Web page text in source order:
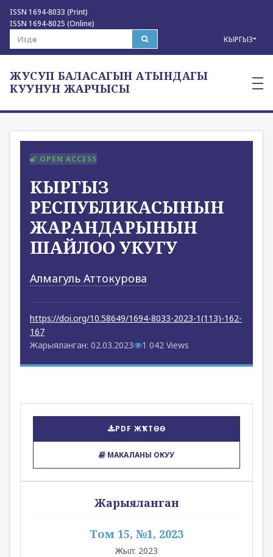
ISSN 1694-8033 (Print)
ISSN 1694-8025 (Online)
КЫРГЫЗ
ЖУСУП БАЛАСАГЫН АТЫНДАГЫ
КУУНУН ЖАРЧЫСЫ
—
—
—
OPEN ACCESS
КЫРГЫЗ
РЕСПУБЛИКАСЫНЫН
ЖАРАНДАРЫНЫН
ШАЙЛОО УКУГУ
Алмагуль Аттокурова
https://doi.org/10.58649/1694-8033-2023-1(113)-162-
167
Жарыяланган: 02.03.2023
1 042 Views
PDF ЖҮКТӨӨ
МАКАЛАНЫ ОКУУ
Жарыяланган
Том 15, №1, 2023
Жыл: 2023